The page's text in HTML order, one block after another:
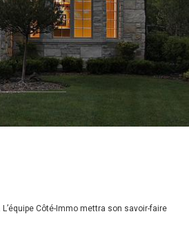
Côté-Immo mettra son savoir-faire